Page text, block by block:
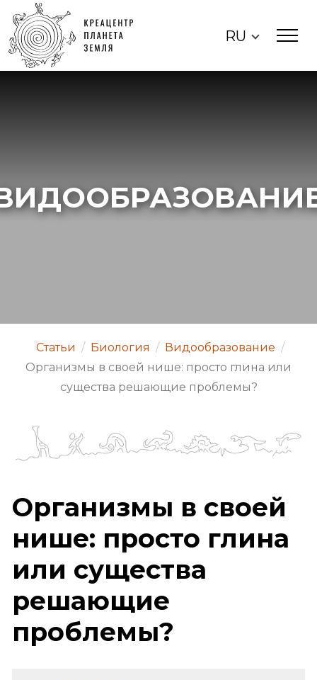
RU
Статьи / Биология / Видообразование /
Организмы в своей нише: просто глина или
существа решающие проблемы?
Организмы в своей
нише: просто глина
или существа
решающие
проблемы?